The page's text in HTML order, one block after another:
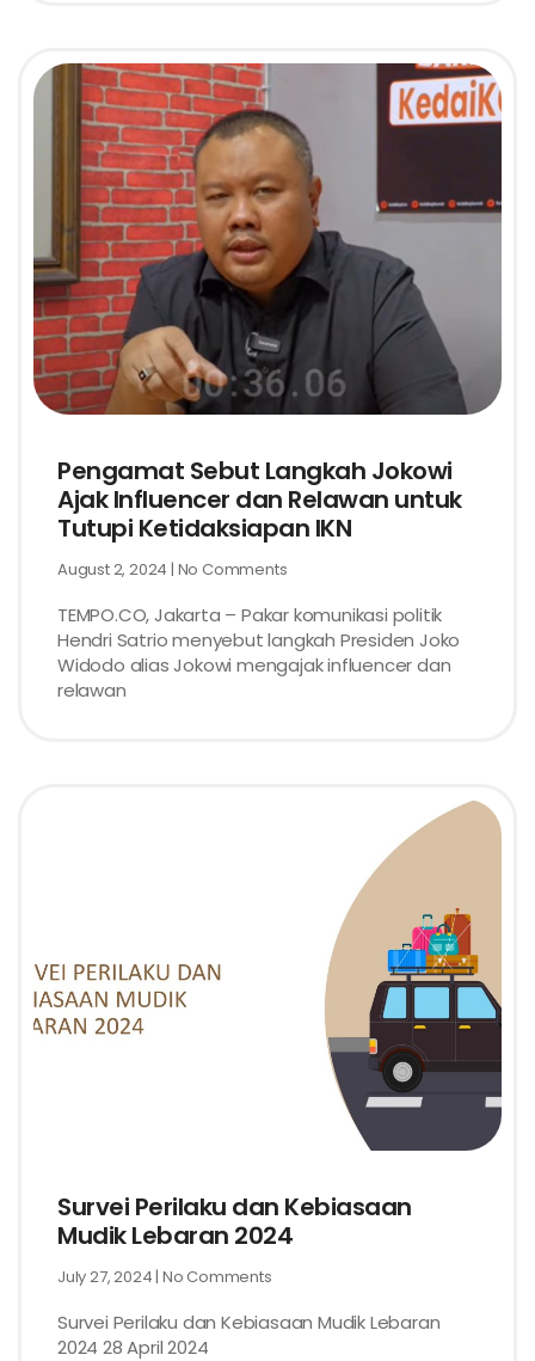
Pengamat Sebut Langkah Jokowi
Ajak Influencer dan Relawan untuk
Tutupi Ketidaksiapan IKN
August 2, 2024 No Comments
TEMPO.CO, Jakarta – Pakar komunikasi politik
Hendri Satrio menyebut langkah Presiden Joko
Widodo alias Jokowi mengajak influencer dan
relawan
Survei Perilaku dan Kebiasaan
Mudik Lebaran 2024
July 27, 2024 No Comments
Survei Perilaku dan Kebiasaan Mudik Lebaran
2024 28 April 2024